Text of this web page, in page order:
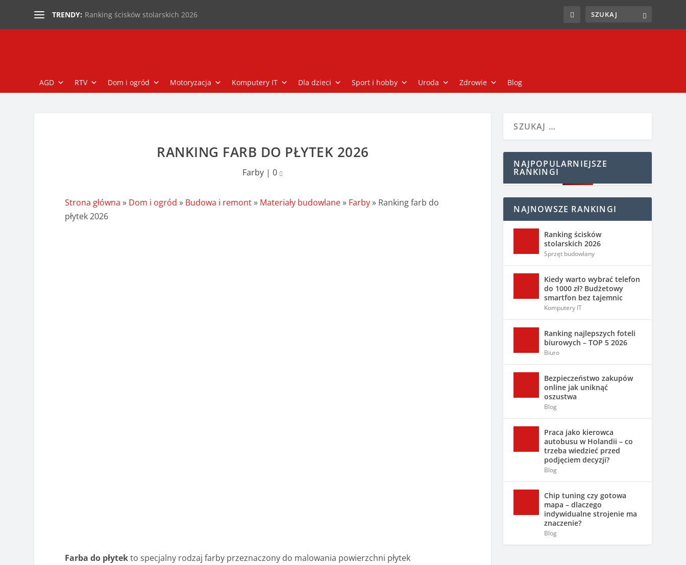
TRENDY: Ranking ścisków stolarskich 2026
AGD RTV Dom i ogród Motoryzacja Komputery IT Dla dzieci Sport i hobby Uroda Zdrowie Blog
RANKING FARB DO PŁYTEK 2026
Farby |0
Strona główna » Dom i ogród » Budowa i remont» Materiały budowlane» Farby» Ranking farb do
płytek 2026
Farba do płytekto specjalny rodzaj farby przeznaczony do malowania powierzchni płytek
NAJPOPULARNIEJSZE
RANKINGI
NAJNOWSZE RANKINGI
Ranking ścisków
stolarskich 2026
Sprzęt budowlany
Kiedy warto wybrać telefon
do 1000 zł? Budżetowy
smartfon bez tajemnic
Komputery IT
Ranking najlepszych foteli
biurowych – TOP 5 2026
Biuro
Bezpieczeństwo zakupów
online jak uniknąć
oszustwa
Blog
Praca jako kierowca
autobusu w Holandii – co
trzeba wiedzieć przed
podjęciem decyzji?
Blog
Chip tuning czy gotowa
mapa – dlaczego
indywidualne strojenie ma
znaczenie?
Blog